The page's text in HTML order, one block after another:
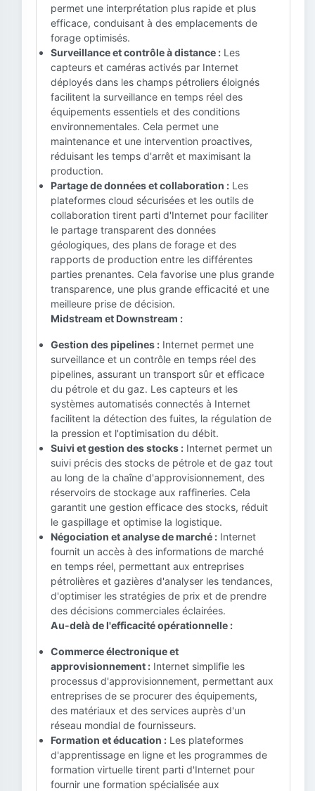
permet une interprétation plus rapide et plus
efficace, conduisant à des emplacements de
forage optimisés.
Surveillance et contrôle à distance : Les
capteurs et caméras activés par Internet
déployés dans les champs pétroliers éloignés
facilitent la surveillance en temps réel des
équipements essentiels et des conditions
environnementales. Cela permet une
maintenance et une intervention proactives,
réduisant les temps d'arrêt et maximisant la
production.
Partage de données et collaboration : Les
plateformes cloud sécurisées et les outils de
collaboration tirent parti d'Internet pour faciliter
le partage transparent des données
géologiques, des plans de forage et des
rapports de production entre les différentes
parties prenantes. Cela favorise une plus grande
transparence, une plus grande efficacité et une
meilleure prise de décision.
Midstream et Downstream :
Gestion des pipelines : Internet permet une
surveillance et un contrôle en temps réel des
pipelines, assurant un transport sûr et efficace
du pétrole et du gaz. Les capteurs et les
systèmes automatisés connectés à Internet
facilitent la détection des fuites, la régulation de
la pression et l'optimisation du débit.
Suivi et gestion des stocks : Internet permet un
suivi précis des stocks de pétrole et de gaz tout
au long de la chaîne d'approvisionnement, des
réservoirs de stockage aux raffineries. Cela
garantit une gestion efficace des stocks, réduit
le gaspillage et optimise la logistique.
Négociation et analyse de marché : Internet
fournit un accès à des informations de marché
en temps réel, permettant aux entreprises
pétrolières et gazières d'analyser les tendances,
d'optimiser les stratégies de prix et de prendre
des décisions commerciales éclairées.
Au-delà de l'efficacité opérationnelle :
Commerce électronique et
approvisionnement : Internet simplifie les
processus d'approvisionnement, permettant aux
entreprises de se procurer des équipements,
des matériaux et des services auprès d'un
réseau mondial de fournisseurs.
Formation et éducation : Les plateformes
d'apprentissage en ligne et les programmes de
formation virtuelle tirent parti d'Internet pour
fournir une formation spécialisée aux